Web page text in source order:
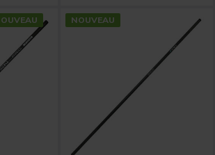
NOUVEAU